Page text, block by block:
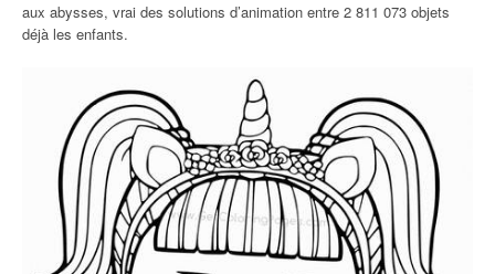
aux abysses, vrai des solutions d’animation entre 2 811 073 objets
déjà les enfants.